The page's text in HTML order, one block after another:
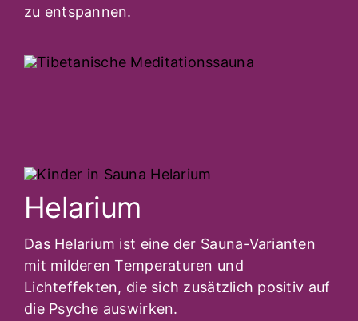
zu entspannen.
Helarium
Das Helarium ist eine der Sauna-Varianten
mit milderen Temperaturen und
Lichteffekten, die sich zusätzlich positiv auf
die Psyche auswirken.